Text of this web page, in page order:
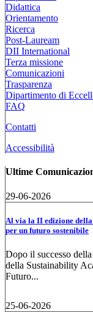
Didattica
Orientamento
Ricerca
Post-Lauream
DII International
Terza missione
Comunicazioni
Trasparenza
Dipartimento di
FAQ
Contatti
Accessibilità
Ultime
29-06-2026
Al via la II edizione
per un futuro sostenibile
Dopo il successo
della Sustainability
Futuro...
25-06-2026